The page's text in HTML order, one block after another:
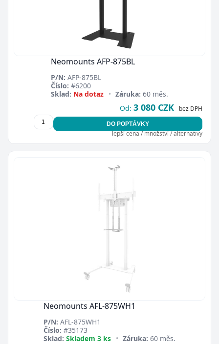
Neomounts AFP-875BL
P/N: AFP-875BL
Číslo: #6200
Sklad: Na dotaz • Záruka: 60 měs.
Od: 3 080 CZK bez DPH
DO POPTÁVKY
lepší cena / množství / alternativy
Neomounts AFL-875WH1
P/N: AFL-875WH1
Číslo: #35173
Sklad: Skladem 3 ks • Záruka: 60 měs.